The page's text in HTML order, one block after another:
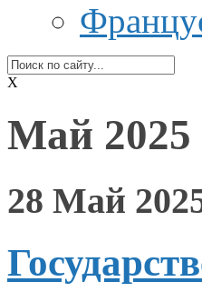
X
Май 2025
28 Май